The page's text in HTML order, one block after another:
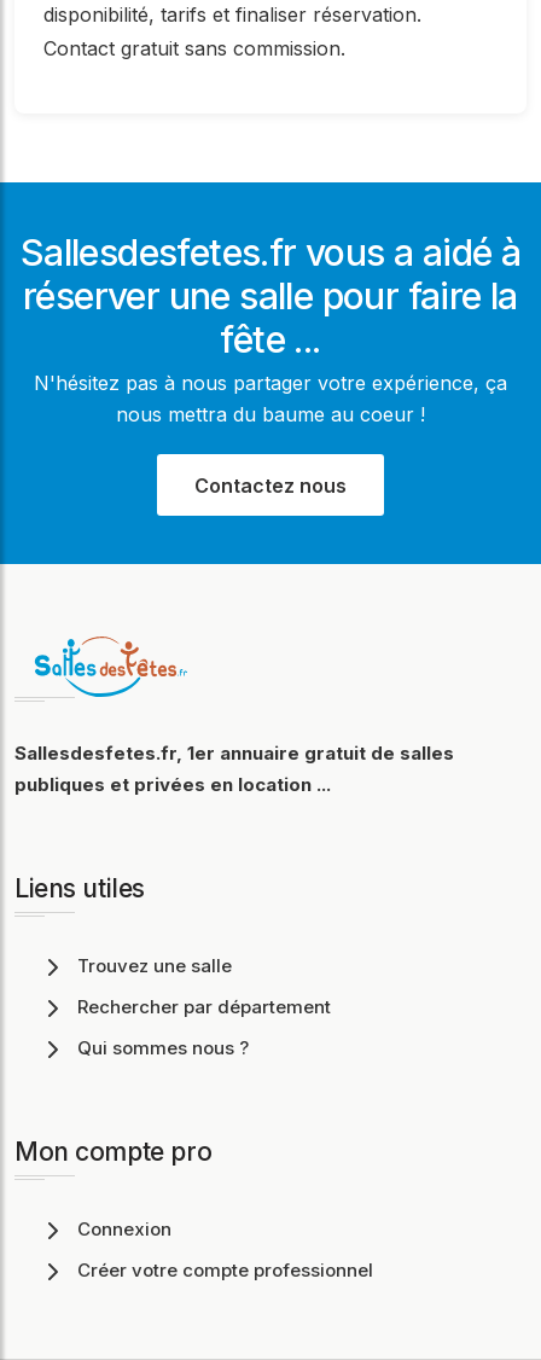
disponibilité, tarifs et finaliser réservation.
Contact gratuit sans commission.
Sallesdesfetes.fr vous a aidé à
réserver une salle pour faire la
fête ...
N'hésitez pas à nous partager votre expérience, ça
nous mettra du baume au coeur !
Contactez nous
Sallesdesfetes.fr, 1er annuaire gratuit de salles
publiques et privées en location ...
Liens utiles
Trouvez une salle
Rechercher par département
Qui sommes nous ?
Mon compte pro
Connexion
Créer votre compte professionnel